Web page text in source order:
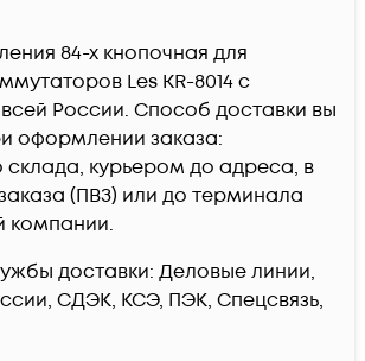
84-х кнопочная для
Les KR-8014 c
России. Способ доставки вы
оформлении заказа:
курьером до адреса, в
(ПВЗ) или до терминала
компании.
доставки: Деловые линии,
СДЭК, КСЭ, ПЭК, Спецсвязь,